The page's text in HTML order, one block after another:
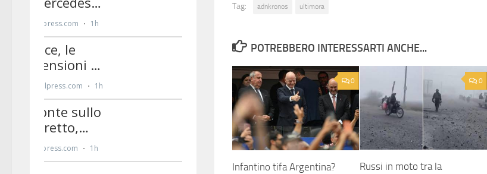
Tag: adnkronos ultimora
POTREBBERO INTERESSARTI ANCHE...
0
Infantino tifa Argentina?
0
Russi in moto tra la